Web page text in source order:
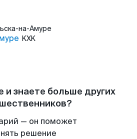
на-Амуре
KXK
и знаете больше других
— он поможет
решение